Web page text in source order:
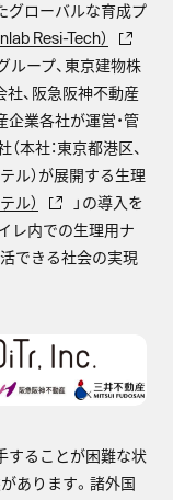
グローバルな育成プ
Resi-Tech）
ループ、東京建物株
、阪急阪神不動産
業各社が運営・管
本社：東京都港区、
ル）が展開する生理
ル）
」の導入を
レ内での生理用ナ
できる社会の実現
することが困難な状
あります。諸外国